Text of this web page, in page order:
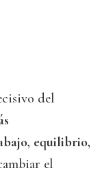
del
equilibrio,
el